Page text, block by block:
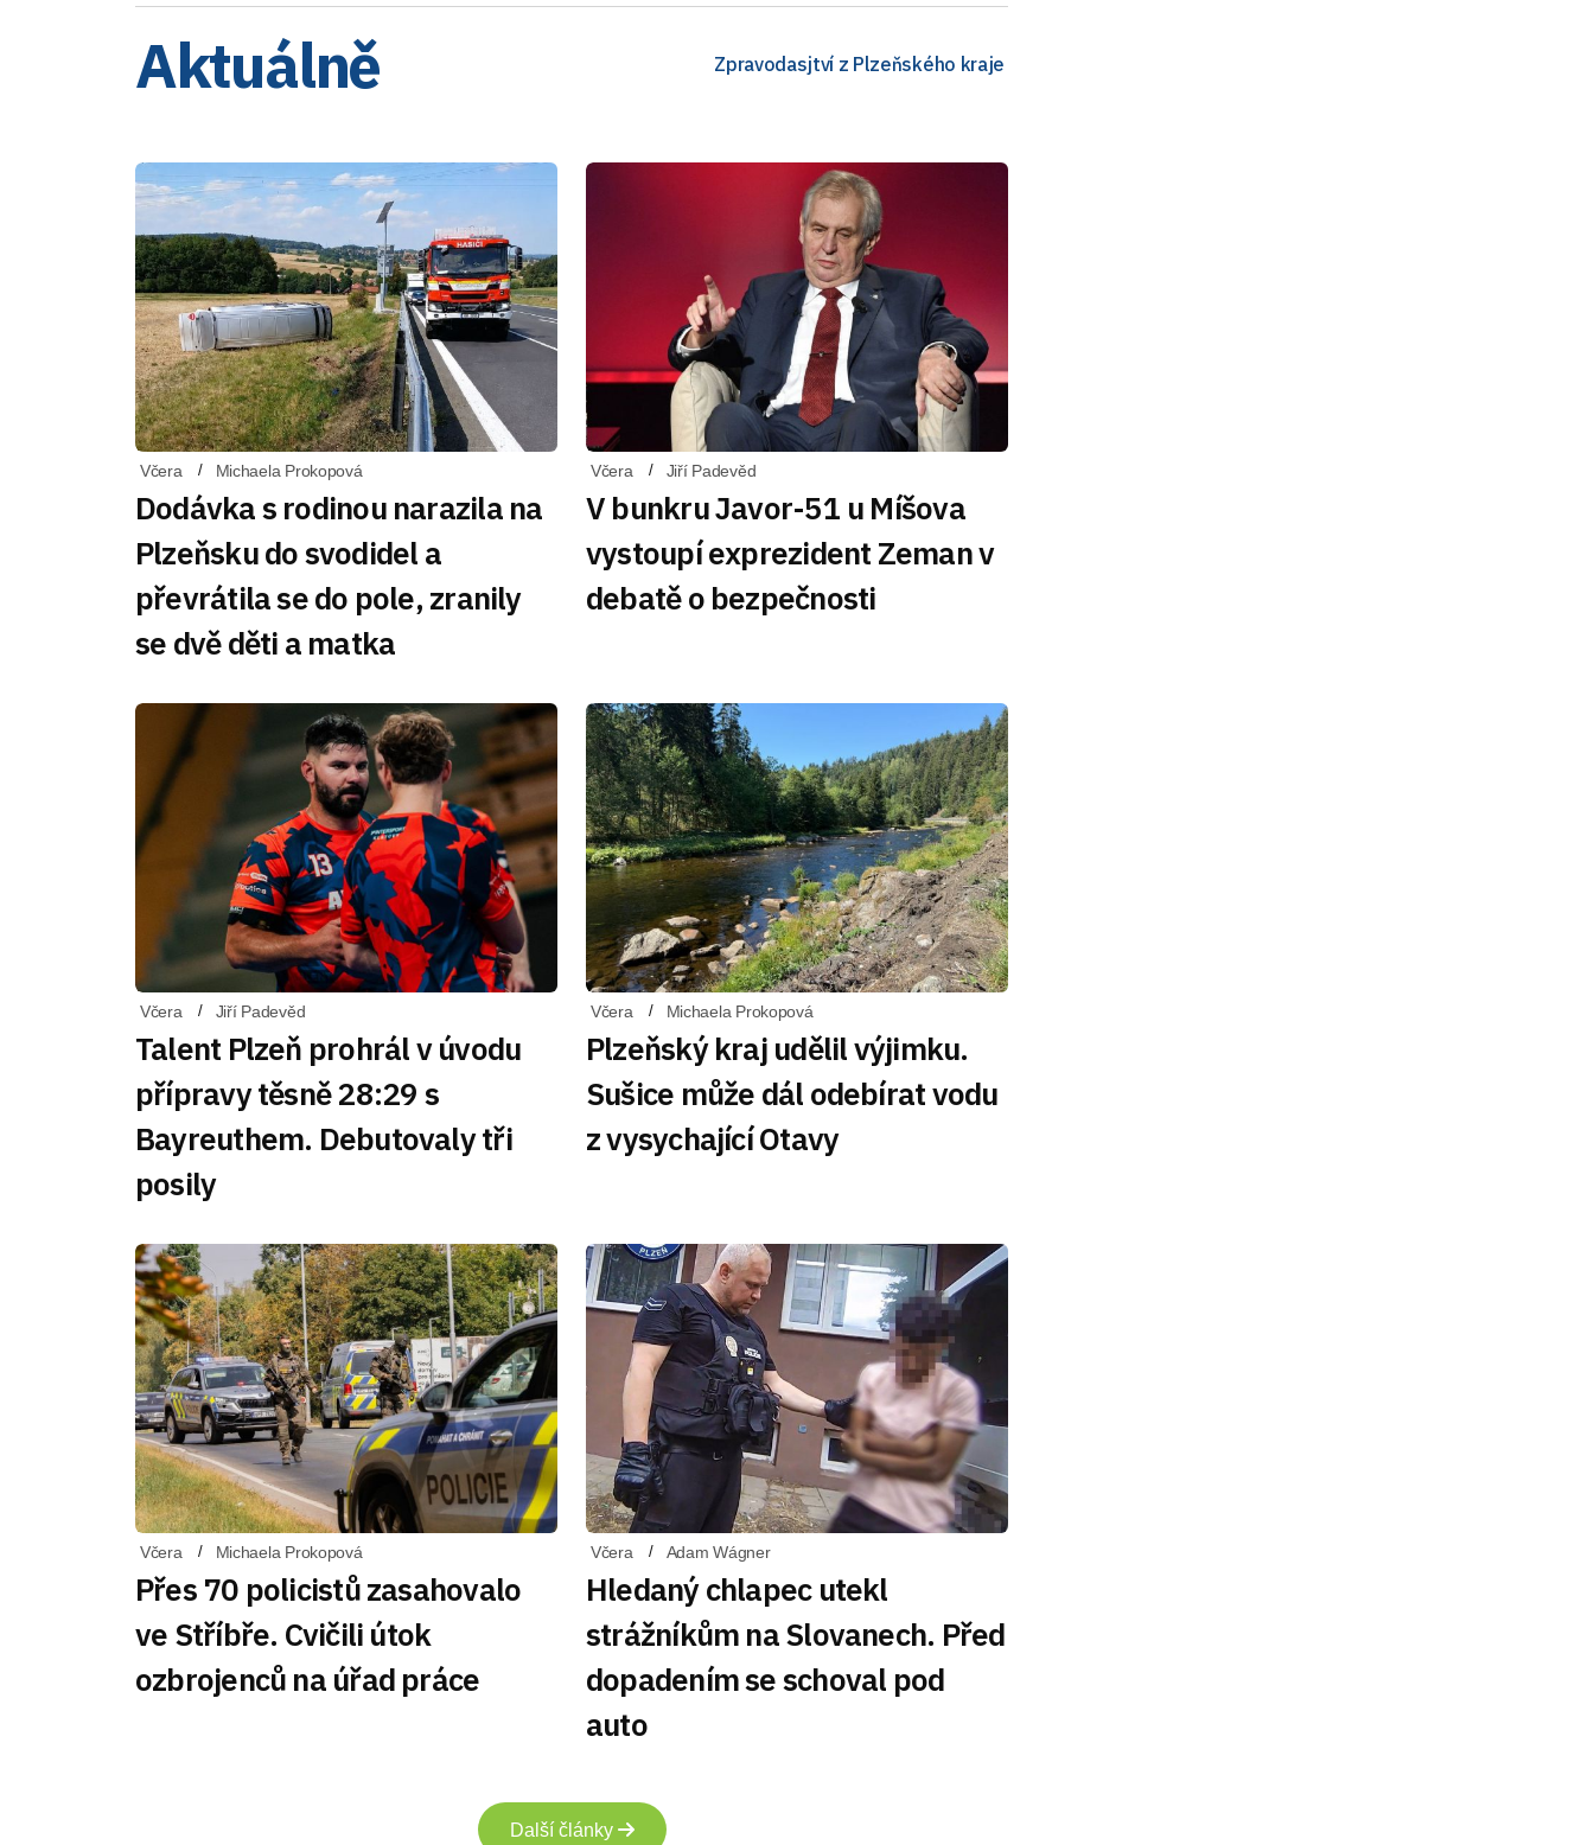
Aktuálně Zpravodasjtví z Plzeňského kraje
Včera Michaela Prokopová
Dodávka s rodinou narazila na
Plzeňsku do svodidel a
převrátila se do pole, zranily
se dvě děti a matka
Včera Jiří Padevěd
V bunkru Javor-51 u Míšova
vystoupí exprezident Zeman v
debatě o bezpečnosti
Včera Jiří Padevěd
Talent Plzeň prohrál v úvodu
přípravy těsně 28:29 s
Bayreuthem. Debutovaly tři
posily
Včera Michaela Prokopová
Plzeňský kraj udělil výjimku.
Sušice může dál odebírat vodu
z vysychající Otavy
Včera Michaela Prokopová
Přes 70 policistů zasahovalo
ve Stříbře. Cvičili útok
ozbrojenců na úřad práce
Včera Adam Wágner
Hledaný chlapec utekl
strážníkům na Slovanech. Před
dopadením se schoval pod
auto
Další články